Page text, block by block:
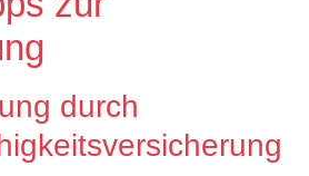
durch